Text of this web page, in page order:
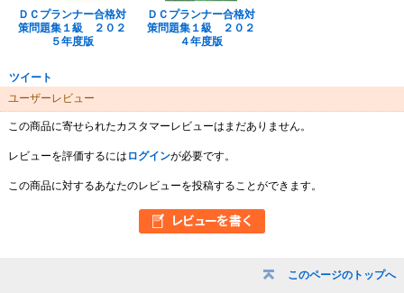
このページのトップへ
ＤＣプランナー合格対
策問題集１級 ２０２
５年度版
ＤＣプランナー合格対
策問題集１級 ２０２
４年度版
ツイート
ユーザーレビュー
この商品に寄せられたカスタマーレビューはまだありません。
レビューを評価するには ログインが必要です。
この商品に対するあなたのレビューを投稿することができます。